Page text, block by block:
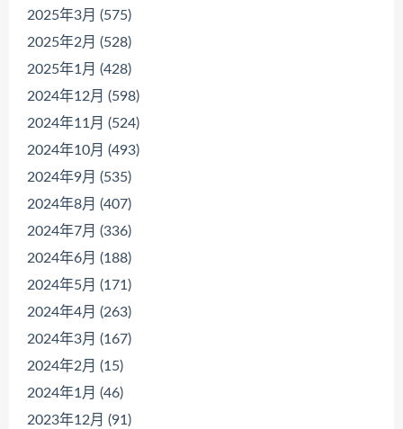
2025年3月 (575)
2025年2月 (528)
2025年1月 (428)
2024年12月 (598)
2024年11月 (524)
2024年10月 (493)
2024年9月 (535)
2024年8月 (407)
2024年7月 (336)
2024年6月 (188)
2024年5月 (171)
2024年4月 (263)
2024年3月 (167)
2024年2月 (15)
2024年1月 (46)
2023年12月 (91)